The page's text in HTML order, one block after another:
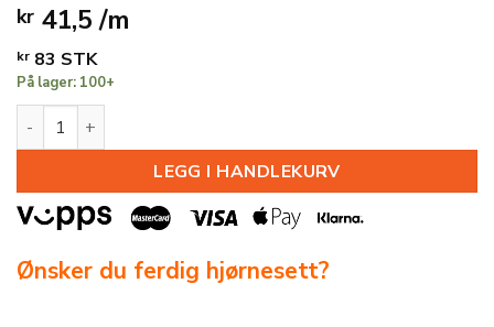
kr 41,5 /m
kr 83 STK
På lager: 100+
TAKLIST NE1 XPS 40X40X2000MM antall
LEGG I HANDLEKURV
Ønsker du ferdig hjørnesett?